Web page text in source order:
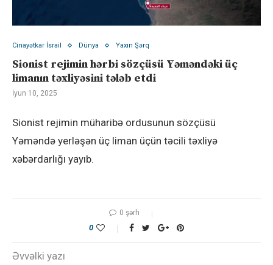
Cinayətkar İsrail Dünya Yaxın Şərq
Sionist rejimin hərbi sözçüsü Yəməndəki üç
limanın təxliyəsini tələb etdi
İyun 10, 2025
Sionist rejimin müharibə ordusunun sözçüsü
Yəməndə yerləşən üç liman üçün təcili təxliyə
xəbərdarlığı yayıb.
0 şərh
0
Əvvəlki yazı